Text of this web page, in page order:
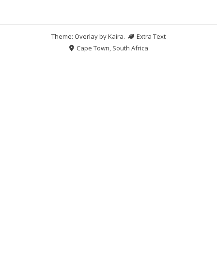
Theme: Overlay byKaira.
Extra Text
Cape Town, South Africa